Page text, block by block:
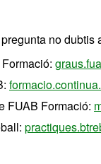
no dubtis
FUAB Formació: